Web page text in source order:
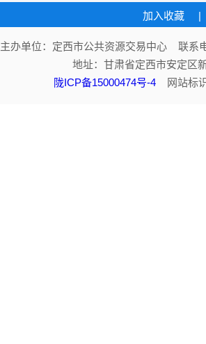
加入收藏 |
主办单位：定西市公共资源交易中心 联系
地址：甘肃省定西市安定
陇ICP备15000474号-4 网站标